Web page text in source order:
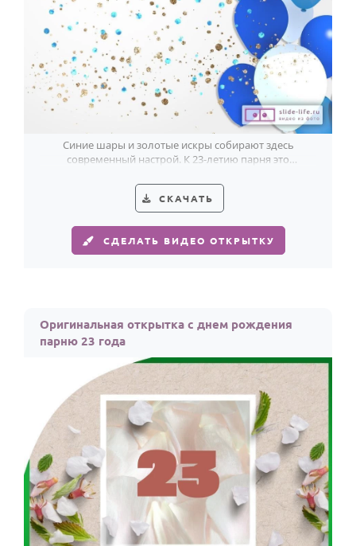
Синие шары и золотые искры собирают здесь
современный настрой. К 23-летию парня это
СКАЧАТЬ
СДЕЛАТЬ ВИДЕО ОТКРЫТКУ
Оригинальная открытка с днем рождения
парню 23 года